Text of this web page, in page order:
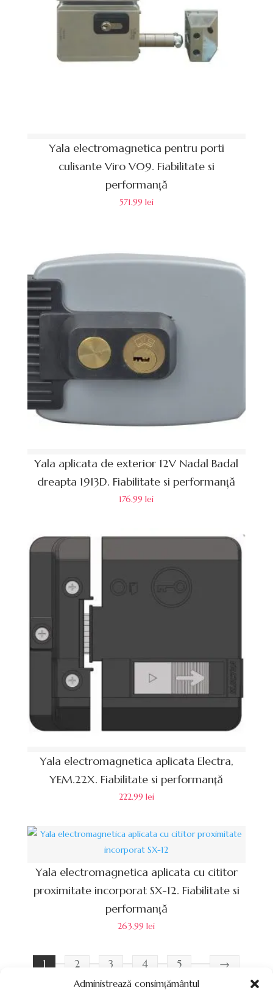
Administrează consimțământul
Yala electromagnetica pentru porti
culisante Viro V09. Fiabilitate si
performanță
571.99 lei
Yala aplicata de exterior 12V Nadal Badal
dreapta 1913D. Fiabilitate si performanță
176.99lei
Yala electromagnetica aplicata Electra,
YEM.22X. Fiabilitate si performanță
222.99 lei
Yala electromagnetica aplicata cu cititor
proximitate incorporat SX-12. Fiabilitate si
performanță
263.99lei
1 2 3 4 5 →